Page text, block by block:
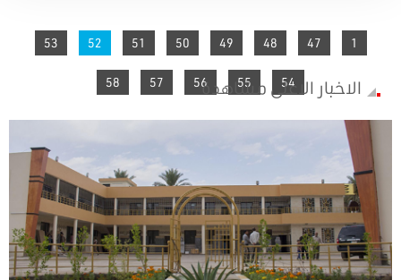
1
47
48
49
50
51
You're on page
52
53
54
55
56
57
58 الاخبار الاعلى مشاهدة